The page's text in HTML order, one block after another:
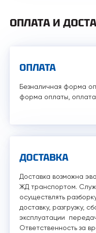
ОПЛАТА И
ОПЛАТА
Безналичная форма
форма оплаты,
ДОСТАВКА
Доставка возможна
ЖД транспортом.
осуществлять
доставку, разгрузку,
эксплуатации
Ответственность за